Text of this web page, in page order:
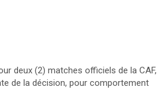
deux (2) matches officiels de la CAF,
de la décision, pour comportement